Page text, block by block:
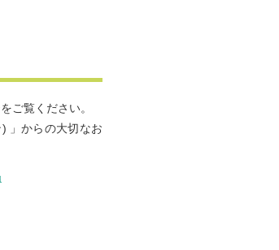
ご覧ください。
」からの大切なお